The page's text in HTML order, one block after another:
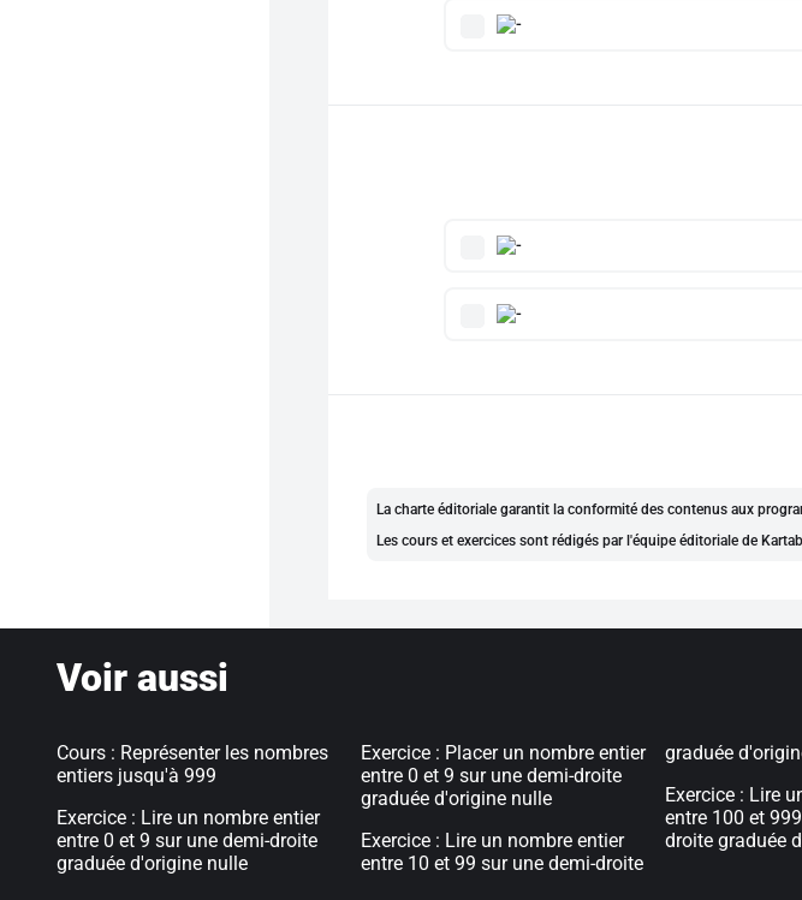
La charte éditoriale garantit la conformité des contenus aux
Les cours et exercices sont rédigés par l'équipe éditoriale de
Voir aussi
Cours : Représenter les nombres
entiers jusqu'à 999
Exercice : Lire un nombre entier
entre 0 et 9 sur une demi-droite
graduée d'origine nulle
Exercice : Placer un nombre entier
entre 0 et 9 sur une demi-droite
graduée d'origine nulle
Exercice : Lire un nombre entier
entre 10 et 99 sur une demi-droite
graduée
Exercice : Lire
entre 100 et
droite graduée